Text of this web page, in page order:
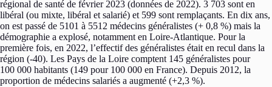
régional de santé de février 2023 (données de 2022). 3 703 sont en
libéral (ou mixte, libéral et salarié) et 599 sont remplaçants. En dix ans,
on est passé de 5101 à 5512 médecins généralistes (+ 0,8 %) mais la
démographie a explosé, notamment en Loire-Atlantique. Pour la
première fois, en 2022, l’effectif des généralistes était en recul dans la
région (-40). Les Pays de la Loire comptent 145 généralistes pour
100 000 habitants (149 pour 100 000 en France). Depuis 2012, la
proportion de médecins salariés a augmenté (+2,3 %).